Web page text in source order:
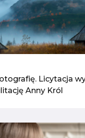
Licytacja
Anny Król